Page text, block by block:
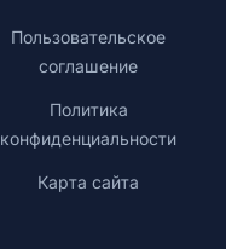
Пользовательское
соглашение
Политика
конфиденциальности
Карта сайта